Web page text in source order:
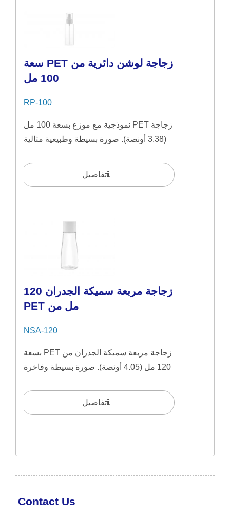
زجاجة لوشن دائرية من PET سعة
100 مل
RP-100
زجاجة PET نموذجية مع موزع بسعة 100 مل
(3.38 أونصة). صورة بسيطة وطبيعية مثالية
تفاصيل
زجاجة مربعة سميكة الجدران 120
مل من PET
NSA-120
زجاجة مربعة سميكة الجدران من PET بسعة
120 مل (4.05 أونصة). صورة بسيطة وفاخرة
تفاصيل